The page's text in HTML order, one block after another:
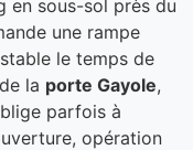
en sous-sol près du
une rampe
le temps de
la porte Gayole,
parfois à
opération